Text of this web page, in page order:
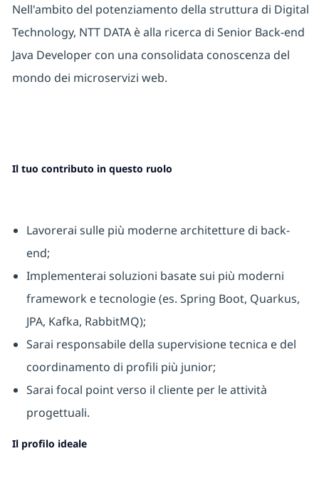
Nell'ambito del potenziamento della struttura di Digital
Technology, NTT DATA è alla ricerca di Senior Back-end
Java Developer con una consolidata conoscenza del
mondo dei microservizi web.
Il tuo contributo in questo ruolo
Lavorerai sulle più moderne architetture di back-
end;
Implementerai soluzioni basate sui più moderni
framework e tecnologie (es. Spring Boot, Quarkus,
JPA, Kafka, RabbitMQ);
Sarai responsabile della supervisione tecnica e del
coordinamento di profili più junior;
Sarai focal point verso il cliente per le attività
progettuali.
Il profilo ideale